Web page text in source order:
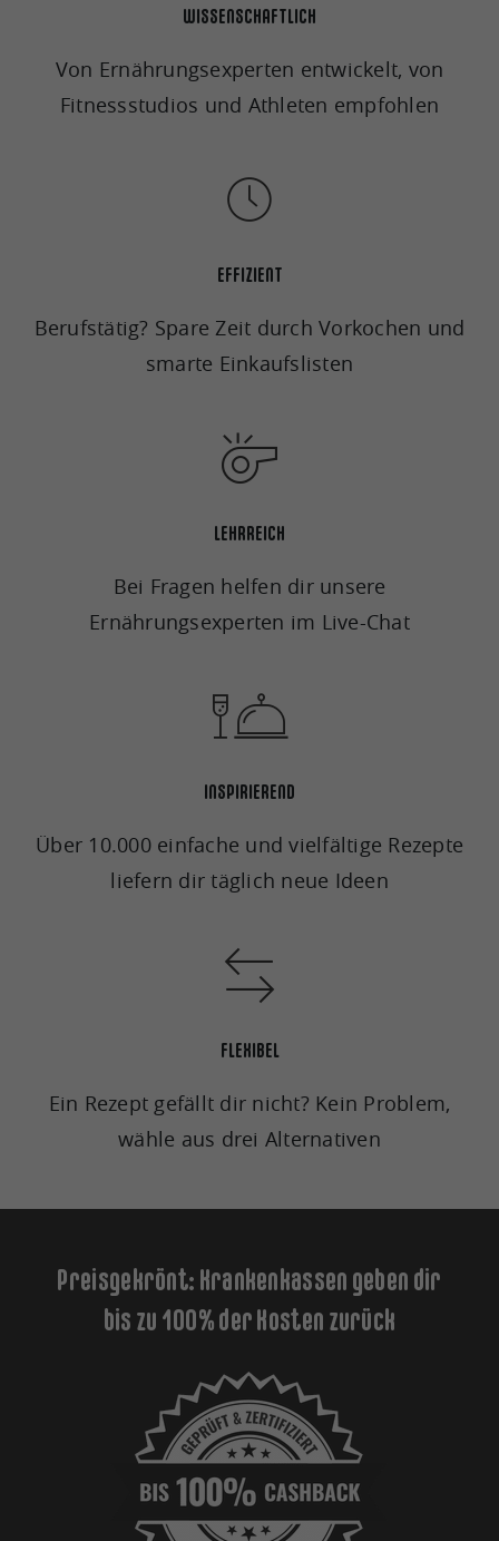
WISSENSCHAFTLICH
Von Ernährungsexperten entwickelt, von
Fitnessstudios und Athleten empfohlen
EFFIZIENT
Berufstätig? Spare Zeit durch Vorkochen und
smarte Einkaufslisten
LEHRREICH
Bei Fragen helfen dir unsere
Ernährungsexperten im Live-Chat
INSPIRIEREND
Über 10.000 einfache und vielfältige Rezepte
liefern dir täglich neue Ideen
FLEXIBEL
Ein Rezept gefällt dir nicht? Kein Problem,
wähle aus drei Alternativen
Preisgekrönt: Krankenkassen geben dir
bis zu 100% der Kosten zurück